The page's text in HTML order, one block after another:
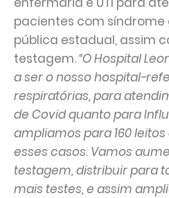
pacientes com síndrome
pública estadual, assim
testagem.“O Hospital
a ser o nosso hospital-
respiratórias, para
de Covid quanto para
ampliamos para 160
esses casos. Vamos
testagem, distribuir para
mais testes, e assim